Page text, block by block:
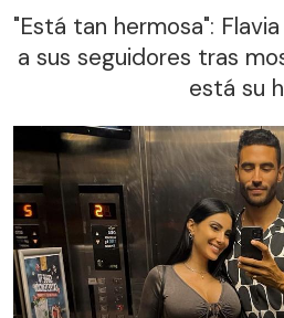
"Está tan hermosa":
a sus seguidores tras
está su